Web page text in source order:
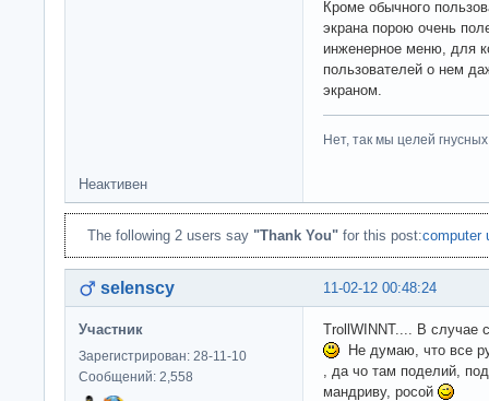
Кроме обычного
экрана порою очень
инженерное меню, для
пользователей о нем
экраном.
Нет, так мы целей
Неактивен
The following 2 users say "Thank You" for this post:computer
11-02-12 00:48:24
selenscy
Участник
Зарегистрирован: 28-11-10
Сообщений: 2,558
TrollWINNT.... В случае
Не думаю, что все
, да чо там поделий,
мандриву, росой